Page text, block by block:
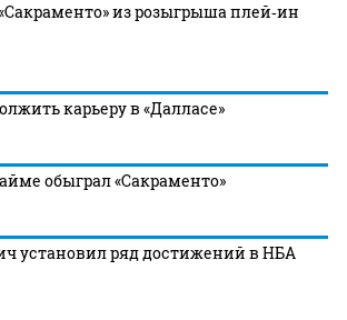
из розыгрыша плей‑ин
карьеру в «Далласе»
обыграл «Сакраменто»
установил ряд достижений в НБА